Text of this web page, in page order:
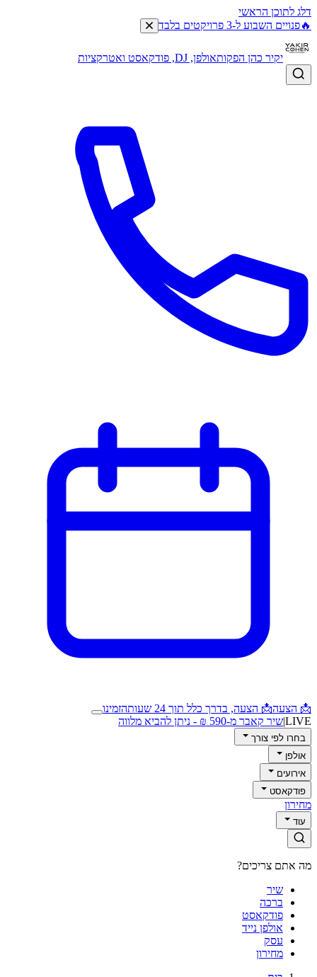
דלג לתוכן הראשי
🔥פנויים השבוע ל-3 פרויקטים בלבד
יקיר כהן הפקותאולפן, DJ, פודקאסט ואטרקציות
📩 הצעה📩 הצעה, בדרך כלל תוך 24 שעות
הזמינו
LIVE
|שיר קאבר מ-590 ₪ - ניתן להביא מלווה
בחרו לפי צורך
אולפן
אירועים
פודקאסט
מחירון
עוד
מה אתם צריכים?
שיר
ברכה
פודקאסט
אולפן נייד
עסק
מחירון